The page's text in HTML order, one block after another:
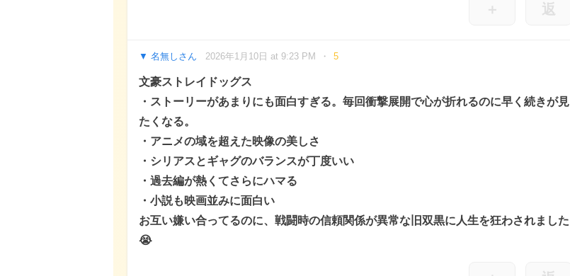
＋ 返
名無しさん 2026年1月10日 at 9:23 PM 5
文豪ストレイドッグス
・ストーリーがあまりにも面白すぎる。毎回衝撃展開で心が折れるのに早く続きが見
たくなる。
・アニメの域を超えた映像の美しさ
・シリアスとギャグのバランスが丁度いい
・過去編が熱くてさらにハマる
・小説も映画並みに面白い
お互い嫌い合ってるのに、戦闘時の信頼関係が異常な旧双黒に人生を狂わされました
😭